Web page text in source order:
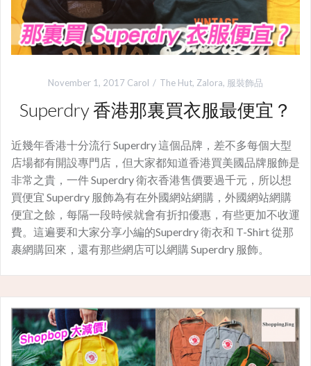
November 1, 2017 Carol The Hut, Zalora, 服裝飾品
Superdry 香港那裏買衣服最便宜？
近幾年香港十分流行 Superdry 這個品牌，差不多每個大型
店場都有開設專門店，但大家都知道香港買美國品牌服飾是
非常之貴，一件 Superdry 衛衣香港售價要過千元，所以想
買便宜 Superdry 服飾為有在外國網站網購，外國網站網購
便宜之餘，每隔一段時候就會有折扣優惠，有些更加不收運
費。這遍要和大家分享小編的Superdry 衛衣和 T-Shirt 從那
裹網購回來，還有那些網店可以網購 Superdry 服飾。